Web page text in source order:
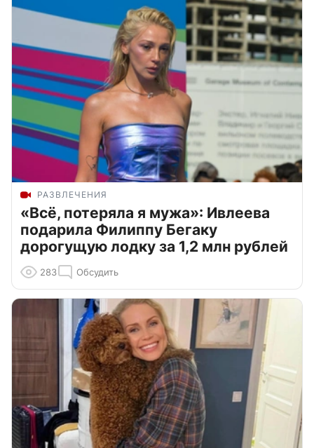
РАЗВЛЕЧЕНИЯ
«Всё, потеряла я мужа»: Ивлеева
подарила Филиппу Бегаку
дорогущую лодку за 1,2 млн рублей
283 Обсудить